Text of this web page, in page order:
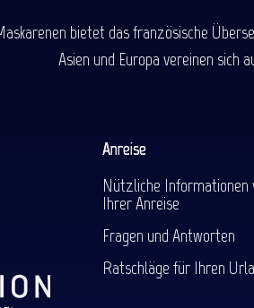
bietet das französische
Asien und Europa vereinen sich
Anreise
Nützliche Informationen
Ihrer Anreise
Fragen und Antworten
Ratschläge für Ihren